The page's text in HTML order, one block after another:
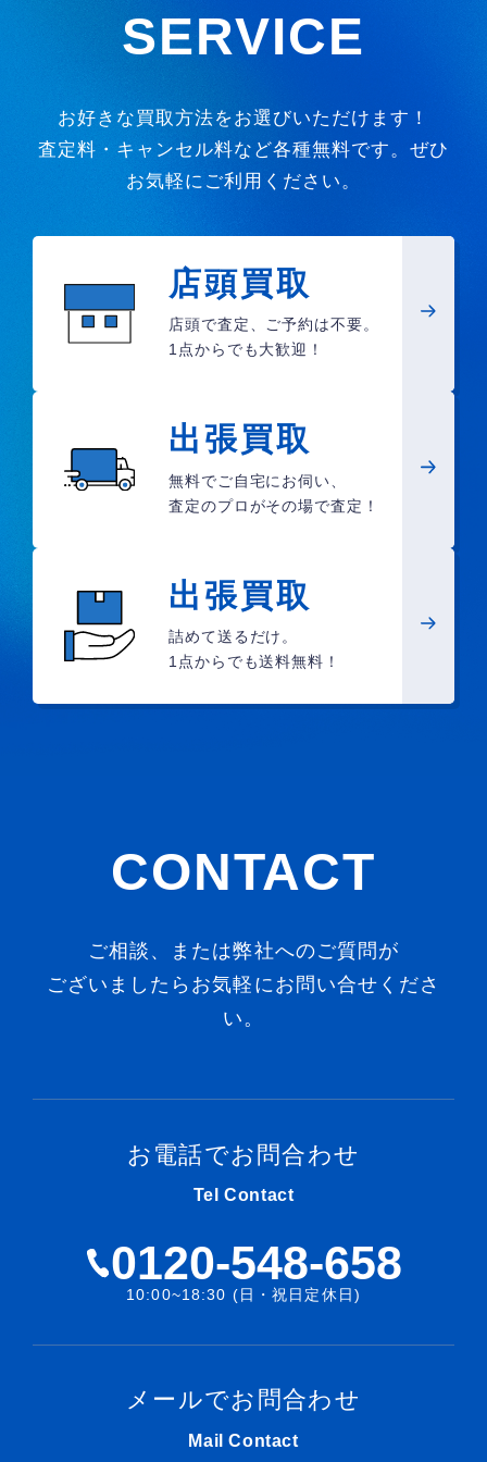
SERVICE
お好きな買取方法をお選びいただけます！
査定料・キャンセル料など各種無料です。ぜひ
お気軽にご利用ください。
店頭買取
店頭で査定、ご予約は不要。
1点からでも大歓迎！
出張買取
無料でご自宅にお伺い、
査定のプロがその場で査定！
出張買取
詰めて送るだけ。
1点からでも送料無料！
CONTACT
ご相談、または弊社へのご質問が
ございましたらお気軽にお問い合せくださ
い。
お電話でお問合わせ
Tel Contact
0120-548-658
10:00~18:30 (日・祝日定休日)
メールでお問合わせ
Mail Contact